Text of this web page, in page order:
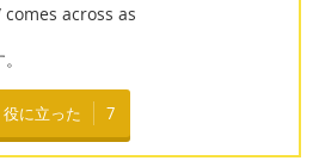
across as
役に立った 7